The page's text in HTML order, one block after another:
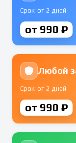
Срок: от 2 дней
от 990 ₽
Любой
Срок: от 2 дней
от 990 ₽